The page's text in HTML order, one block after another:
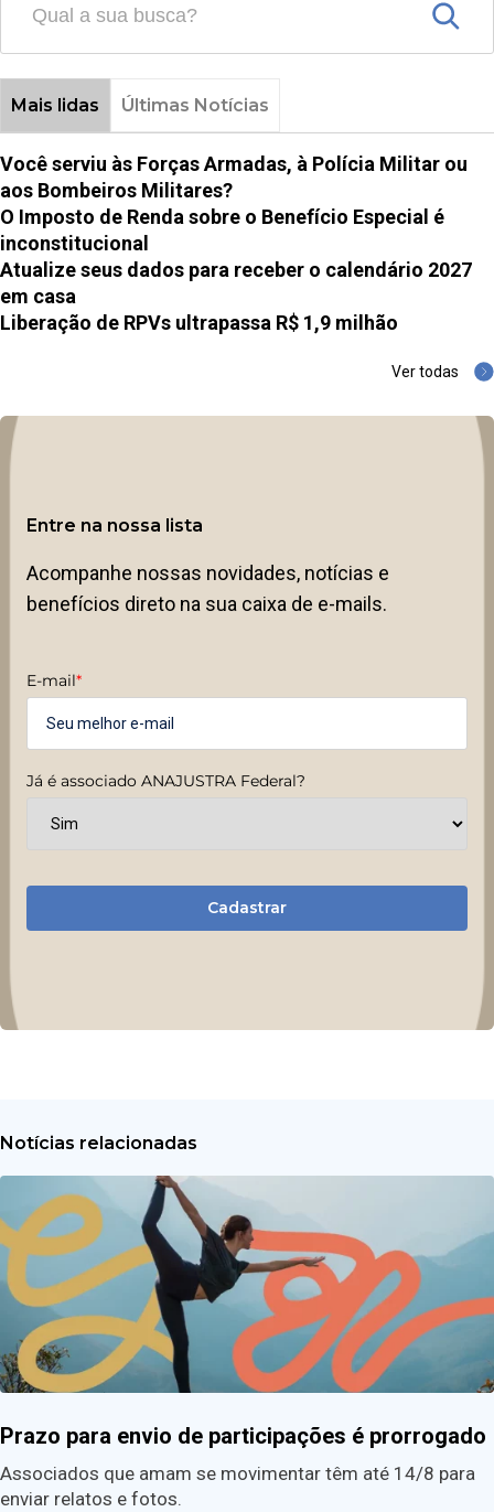
Mais lidas Últimas Notícias
Você serviu às Forças Armadas, à Polícia Militar ou
aos Bombeiros Militares?
O Imposto de Renda sobre o Benefício Especial é
inconstitucional
Atualize seus dados para receber o calendário 2027
em casa
Liberação de RPVs ultrapassa R$ 1,9 milhão
Ver todas
Entre na nossa lista
Acompanhe nossas novidades, notícias e
benefícios direto na sua caixa de e-mails.
E-mail*
Já é associado ANAJUSTRA Federal?
Cadastrar
Notícias relacionadas
Prazo para envio de participações é prorrogado
Associados que amam se movimentar têm até 14/8 para
enviar relatos e fotos.